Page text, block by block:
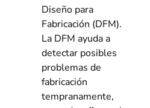
Diseño para
Fabricación (DFM).
La DFM ayuda a
detectar posibles
problemas de
fabricación
tempranamente,